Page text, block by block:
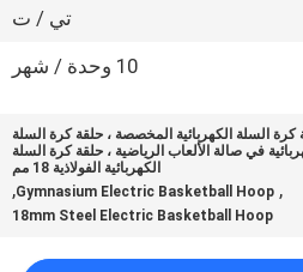
تي / ت
10 وحدة / شهر
كرة السلة الكهربائية المخصصة ، حلقة كرة السلة
في صالة الألعاب الرياضية ، حلقة كرة السلة
الكهربائية الفولاذية 18 مم
,
Gymnasium Electric Basketball Hoop
,
18mm Steel Electric Basketball Hoop